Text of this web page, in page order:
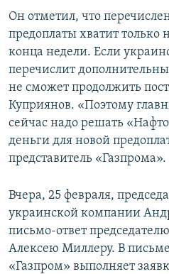
Он отметил, что
предоплаты хватит только
конца недели. Если
перечислит
не сможет продолжить
Куприянов. «Поэтому
сейчас надо решать
деньги для новой
представитель «Газпрома».
Вчера, 25 февраля,
украинской компании
письмо-ответ
Алексею Миллеру. В
«Газпром» выполняет